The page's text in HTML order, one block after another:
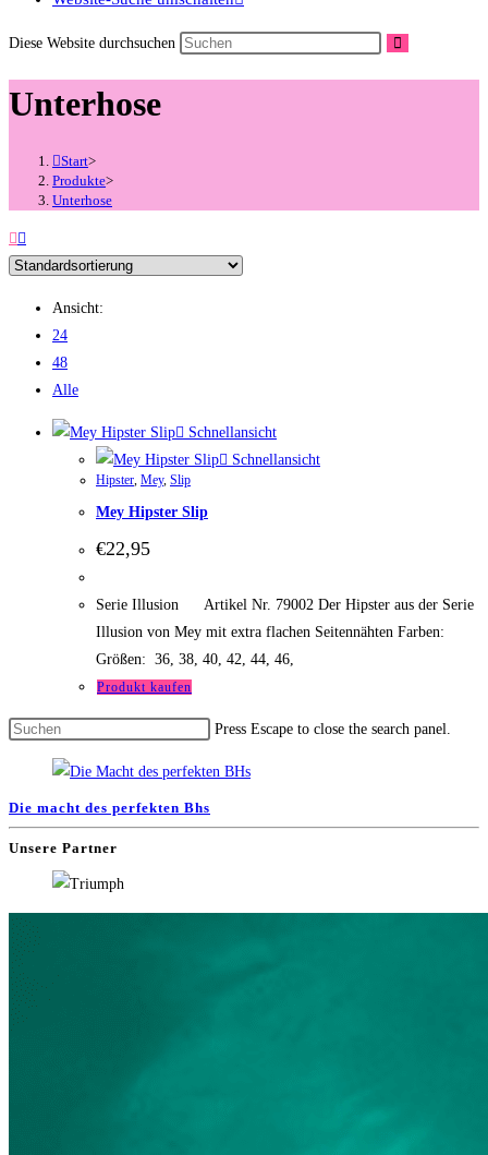
Diese Website durchsuchen
Unterhose
Start>
Produkte>
Unterhose
Ansicht:
24
48
Alle
Schnellansicht
Schnellansicht
Hipster, Mey, Slip
Mey Hipster Slip
€22,95
Serie Illusion Artikel Nr. 79002 Der Hipster aus der Serie
Illusion von Mey mit extra flachen Seitennähten Farben:
Größen: 36, 38, 40, 42, 44, 46,
Produkt kaufen
Press Escape to close the search panel.
Die macht des perfekten Bhs
Unsere Partner